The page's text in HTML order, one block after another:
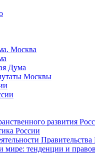
Москва
Дума
Москвы
развития
России
Правительства
мире: тенденции и